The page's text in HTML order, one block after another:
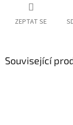
ZEPTAT SE
Související